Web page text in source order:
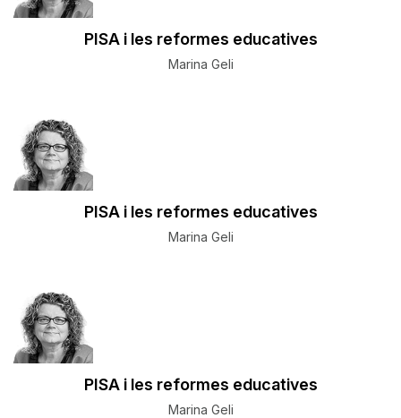
PISA i les reformes educatives
Marina Geli
PISA i les reformes educatives
Marina Geli
PISA i les reformes educatives
Marina Geli